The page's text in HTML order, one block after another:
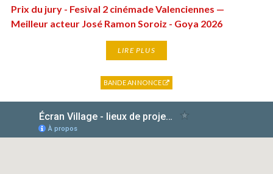
Prix du jury - Fesival 2 cinémade Valenciennes —
Meilleur acteur José Ramon Soroiz - Goya 2026
LIRE PLUS
BANDE ANNONCE